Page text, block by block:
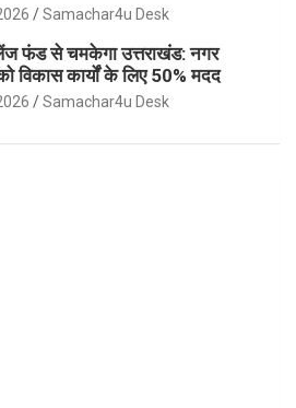
Samachar4u Desk
फंड से चमकेगा उत्तराखंड: नगर
विकास कार्यों के लिए 50% मदद
Samachar4u Desk